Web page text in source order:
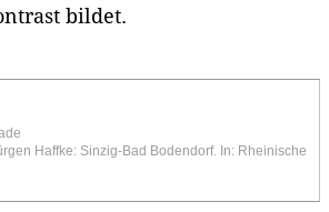
bildet.
Haffke: Sinzig-Bad Bodendorf. In: Rheinische